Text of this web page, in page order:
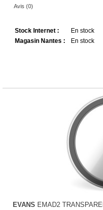
Avis (0)
Stock Internet :
En stock
Magasin Nantes :
En stock
EVANS EMAD2